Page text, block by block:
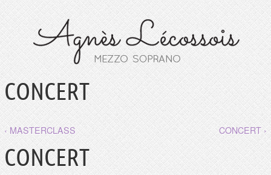
CONCERT
‹ MASTERCLASS CONCERT ›
CONCERT